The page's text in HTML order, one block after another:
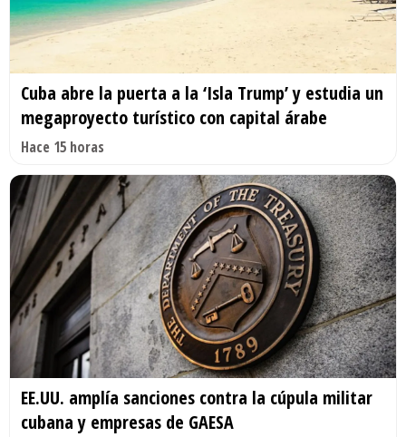
Cuba abre la puerta a la ‘Isla Trump’ y estudia un
megaproyecto turístico con capital árabe
Hace 15 horas
EE.UU. amplía sanciones contra la cúpula militar
cubana y empresas de GAESA